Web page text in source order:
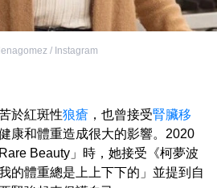
/ Instagram
於紅斑性狼瘡 ，也曾接受腎臟移
康和體重造成很大的影響。2020
Beauty」時，她接受《柯夢波
的體重總是上上下下的」並提到自